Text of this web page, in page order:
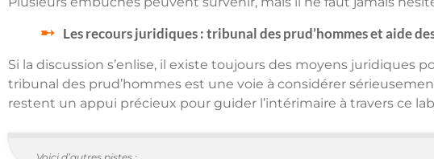
Les recours juridiques : tribunal des prud’hommes et aide
Si la discussion s’enlise, il existe toujours des moyens juridiques
tribunal des prud’hommes est une voie à considérer
restent un appui précieux pour guider l’intérimaire à travers ce